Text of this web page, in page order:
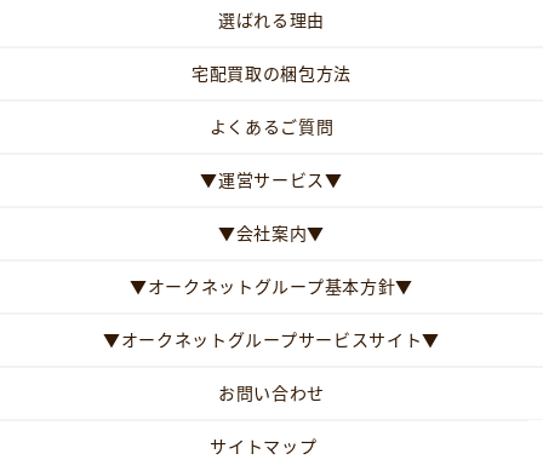
選ばれる理由
宅配買取の梱包方法
よくあるご質問
▼運営サービス▼
▼会社案内▼
▼オークネットグループ基本方針▼
▼オークネットグループサービスサイト▼
お問い合わせ
サイトマップ